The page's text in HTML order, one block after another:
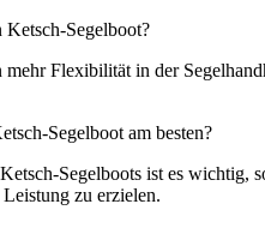
Ketsch-Segelboot?
Flexibilität in der
Segelboot am besten?
Segelboots ist es wichtig,
zu erzielen.